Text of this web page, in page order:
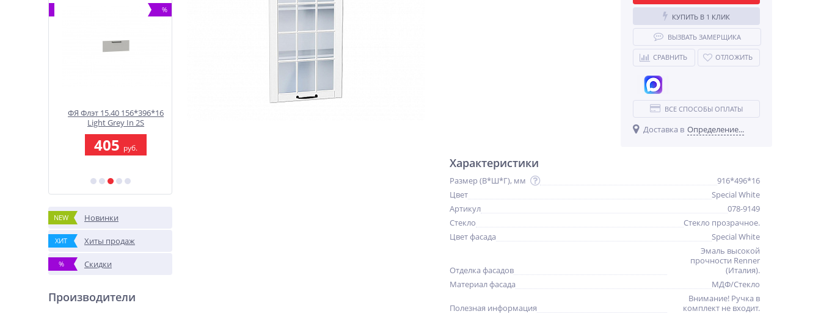
ФЯ Флэт 15.40 156*396*16
Light Grey In 2S
405руб.
%
NEW Новинки
ХИТ Хиты продаж
% Скидки
Производители
КУПИТЬ В 1 КЛИК
ВЫЗВАТЬ ЗАМЕРЩИКА
СРАВНИТЬ ОТЛОЖИТЬ
ВСЕ СПОСОБЫ ОПЛАТЫ
Доставка в Определение...
Характеристики
Размер (В*Ш*Г), мм
916*496*16
Цвет
Special White
Артикул
078-9149
Стекло
Стекло прозрачное.
Цвет фасада
Special White
Отделка фасадов
Эмаль высокой
прочности Renner
(Италия).
Материал фасада
МДФ/Стекло
Полезная информация
Внимание! Ручка в
комплект не входит.